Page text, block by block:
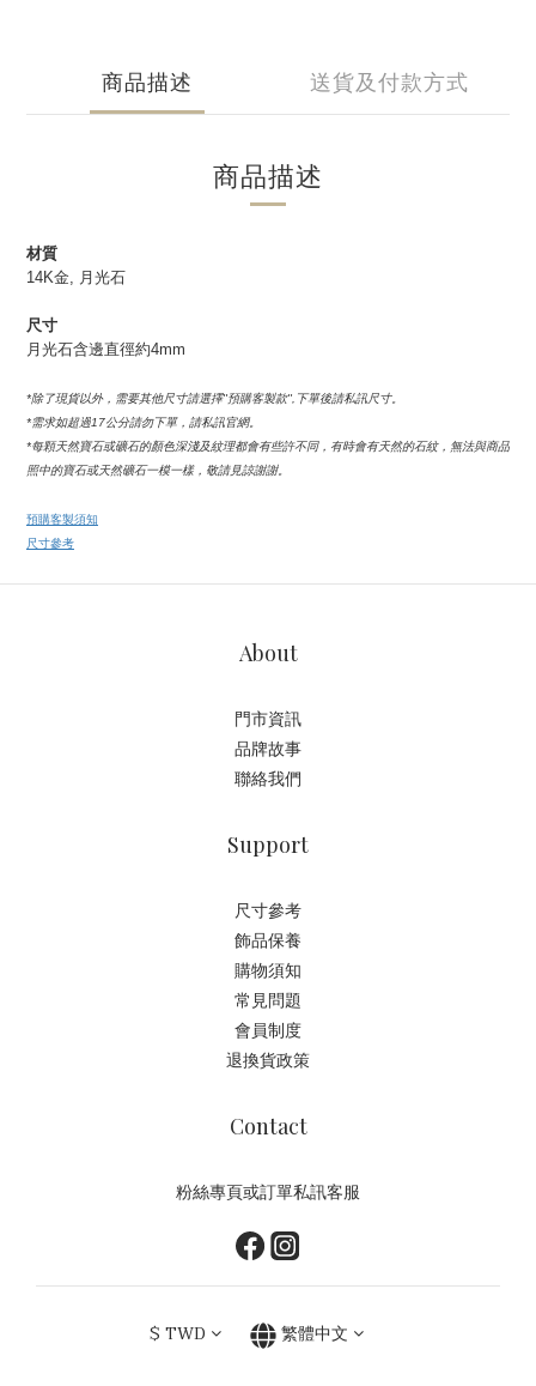
商品描述 送貨及付款方式
商品描述
材質
14K金, 月光石
尺寸
月光石含邊直徑約4mm
*除了現貨以外，需要其他尺寸請選擇''預購客製款'',下單後請私訊尺寸。
*需求如超過17公分請勿下單，請私訊官網。
*每顆天然寶石或礦石的顏色深淺及紋理都會有些許不同，有時會有天然的石紋，無法與商品
照中的寶石或天然礦石一模一樣，敬請見諒謝謝。
預購客製須知
尺寸參考
About
門市資訊
品牌故事
聯絡我們
Support
尺寸參考
飾品保養
購物須知
常見問題
會員制度
退換貨政策
Contact
粉絲專頁或訂單私訊客服
$ TWD 繁體中文